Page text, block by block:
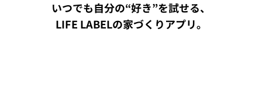
いつでも自分の“好き”を試せる、
LIFE LABELの家づくりアプリ。